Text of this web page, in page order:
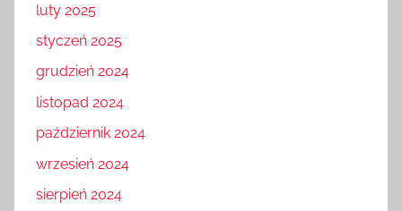
luty 2025
styczeń 2025
grudzień 2024
listopad 2024
październik 2024
wrzesień 2024
sierpień 2024